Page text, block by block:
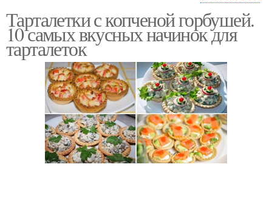
Тарталетки с начинкой
Тарталетки с
творожным сыром
Рецепт начинки для
тарталеток
Тарталетки с рыбой
Тарталетки с красной
Тарталетки с копченой горбушей.
10 самых вкусных начинок для
тарталеток